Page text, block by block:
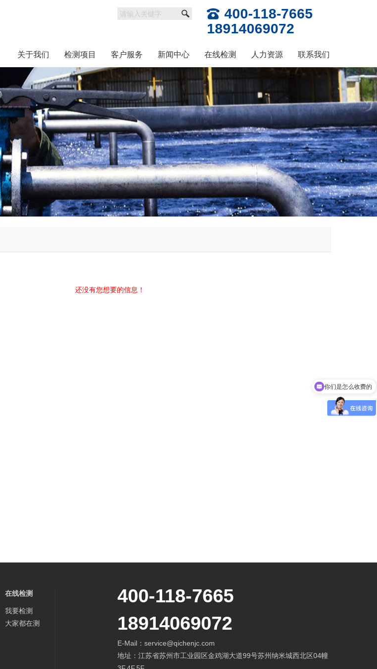
400-118-7665
18914069072
关于我们 检测项目 客户服务 新闻中心 在线检测 人力资源 联系我们
还没有您想要的信息！
在线检测
我要检测
大家都在测
400-118-7665
18914069072
E-Mail：service@qichenjc.com
地址：江苏省苏州市工业园区金鸡湖大道99号苏州纳米城西北区04幢